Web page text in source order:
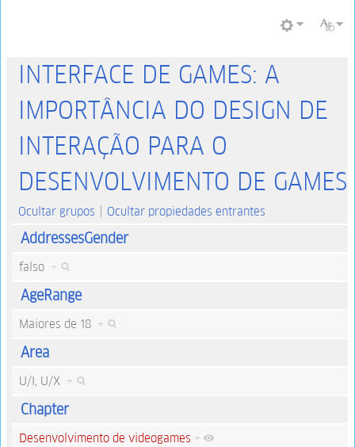
INTERFACE DE GAMES: A
IMPORTÂNCIA DO DESIGN DE
INTERAÇÃO PARA O
DESENVOLVIMENTO DE GAMES
Ocultar grupos Ocultar propiedades entrantes
AddressesGender
falso +
AgeRange
Maiores de 18 +
Area
U/I, U/X +
Chapter
Desenvolvimento de videogames +